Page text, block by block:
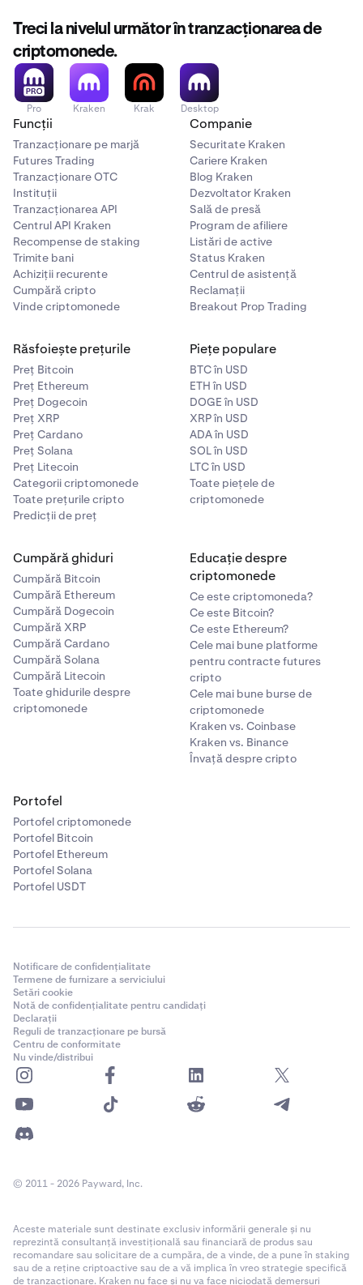
Treci la nivelul următor în tranzacționarea de
criptomonede.
Pro Kraken Krak Desktop
Funcții
Tranzacționare pe marjă
Futures Trading
Tranzacționare OTC
Instituții
Tranzacționarea API
Centrul API Kraken
Recompense de staking
Trimite bani
Achiziții recurente
Cumpără cripto
Vinde criptomonede
Companie
Securitate Kraken
Cariere Kraken
Blog Kraken
Dezvoltator Kraken
Sală de presă
Program de afiliere
Listări de active
Status Kraken
Centrul de asistență
Reclamații
Breakout Prop Trading
Răsfoiește prețurile
Preț Bitcoin
Preț Ethereum
Preț Dogecoin
Preț XRP
Preț Cardano
Preț Solana
Preț Litecoin
Categorii criptomonede
Toate prețurile cripto
Predicții de preț
Piețe populare
BTC în USD
ETH în USD
DOGE în USD
XRP în USD
ADA în USD
SOL în USD
LTC în USD
Toate piețele de
criptomonede
Cumpără ghiduri
Cumpără Bitcoin
Cumpără Ethereum
Cumpără Dogecoin
Cumpără XRP
Cumpără Cardano
Cumpără Solana
Cumpără Litecoin
Toate ghidurile despre
criptomonede
Educație despre
criptomonede
Ce este criptomoneda?
Ce este Bitcoin?
Ce este Ethereum?
Cele mai bune platforme
pentru contracte futures
cripto
Cele mai bune burse de
criptomonede
Kraken vs. Coinbase
Kraken vs. Binance
Învață despre cripto
Portofel
Portofel criptomonede
Portofel Bitcoin
Portofel Ethereum
Portofel Solana
Portofel USDT
Notificare de confidențialitate
Termene de furnizare a serviciului
Setări cookie
Notă de confidențialitate pentru candidați
Declarații
Reguli de tranzacționare pe bursă
Centru de conformitate
Nu vinde/distribui
© 2011 - 2026 Payward, Inc.
Aceste materiale sunt destinate exclusiv informării generale și nu
reprezintă consultanță investițională sau financiară de produs sau
recomandare sau solicitare de a cumpăra, de a vinde, de a pune în staking
sau de a reține criptoactive sau de a vă implica în vreo strategie specifică
de tranzacționare. Kraken nu face și nu va face niciodată demersuri